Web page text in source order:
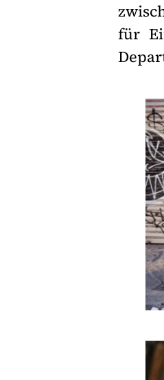
für